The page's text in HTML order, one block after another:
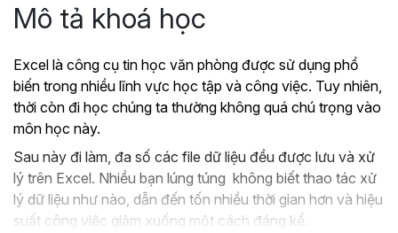
Mô tả khoá học
Excel là công cụ tin học văn phòng được sử dụng phổ
biến trong nhiều lĩnh vực học tập và công việc. Tuy nhiên,
thời còn đi học chúng ta thường không quá chú trọng vào
môn học này.
Sau này đi làm, đa số các file dữ liệu đều được lưu và xử
lý trên Excel. Nhiều bạn lúng túng không biết thao tác xử
lý dữ liệu như nào, dẫn đến tốn nhiều thời gian hơn và hiệu
suất công việc giảm xuống một cách đáng kể.